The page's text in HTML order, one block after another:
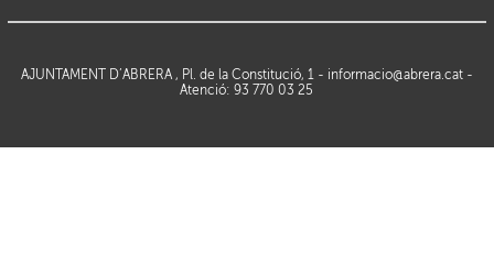
AJUNTAMENT D’ABRERA , Pl. de la Constitució, 1 - informacio@abrera.cat-
Atenció: 93 770 03 25